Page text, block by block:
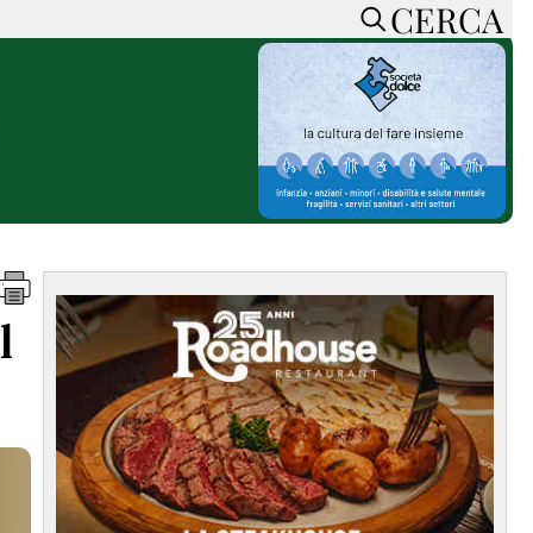
CERCA
ACCEDI o REGISTRATI
CONTATTI
CON NOI
SOSTIENI LA PRESSA
CONOSCI LA PRESSA
COOKIE POLICY
PRIVACY POLICY
FEED RSS
MAPPA DEL SITO
NORMATIVE
DEONTOLOGICHE
CERCA